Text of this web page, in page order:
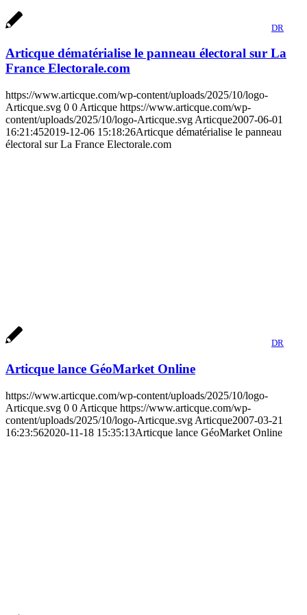
DR
Articque dématérialise le panneau électoral sur La
France Electorale.com
https://www.articque.com/wp-content/uploads/2025/10/logo-
Articque.svg 0 0 Articque https://www.articque.com/wp-
content/uploads/2025/10/logo-Articque.svg Articque2007-06-01
16:21:452019-12-06 15:18:26Articque dématérialise le panneau
électoral sur La France Electorale.com
DR
Articque lance GéoMarket Online
https://www.articque.com/wp-content/uploads/2025/10/logo-
Articque.svg 0 0 Articque https://www.articque.com/wp-
content/uploads/2025/10/logo-Articque.svg Articque2007-03-21
16:23:562020-11-18 15:35:13Articque lance GéoMarket Online